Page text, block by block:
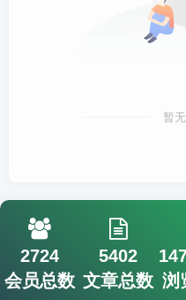
暂
2724
会员总数
5402
文章总数 浏